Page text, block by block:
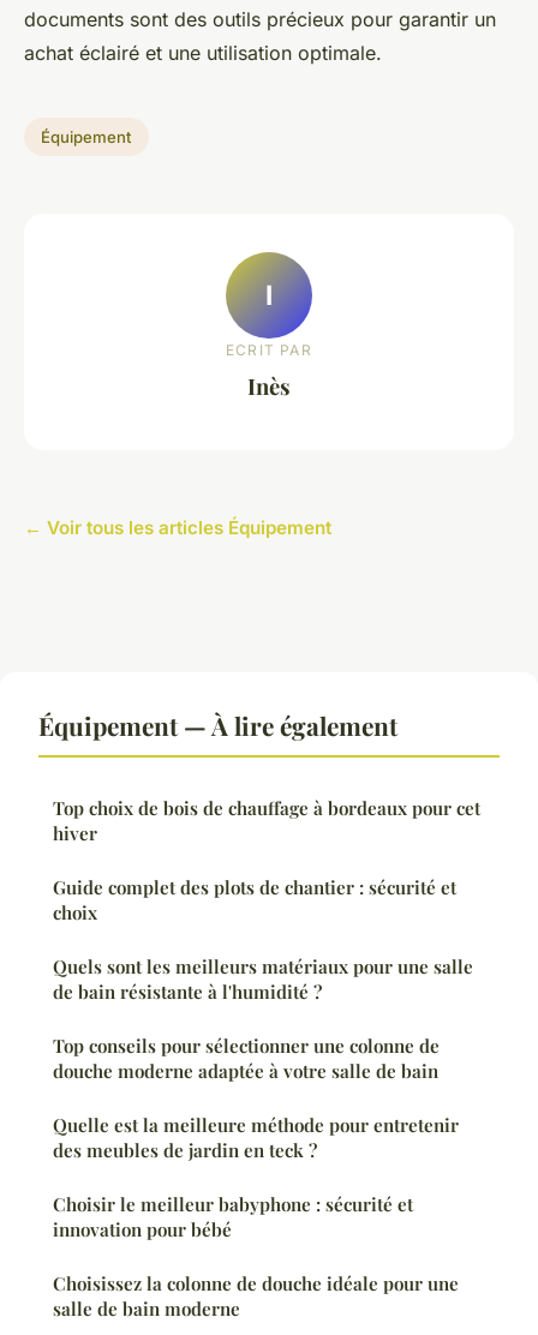
documents sont des outils précieux pour garantir un
achat éclairé et une utilisation optimale.
Équipement
I
ECRIT PAR
Inès
← Voir tous les articles Équipement
Équipement — À lire également
Top choix de bois de chauffage à bordeaux pour cet
hiver
Guide complet des plots de chantier : sécurité et
choix
Quels sont les meilleurs matériaux pour une salle
de bain résistante à l'humidité ?
Top conseils pour sélectionner une colonne de
douche moderne adaptée à votre salle de bain
Quelle est la meilleure méthode pour entretenir
des meubles de jardin en teck ?
Choisir le meilleur babyphone : sécurité et
innovation pour bébé
Choisissez la colonne de douche idéale pour une
salle de bain moderne